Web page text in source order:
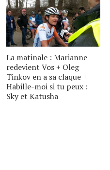
La matinale : Marianne
redevient Vos + Oleg
Tinkov en a sa claque +
Habille-moi si tu peux :
Sky et Katusha